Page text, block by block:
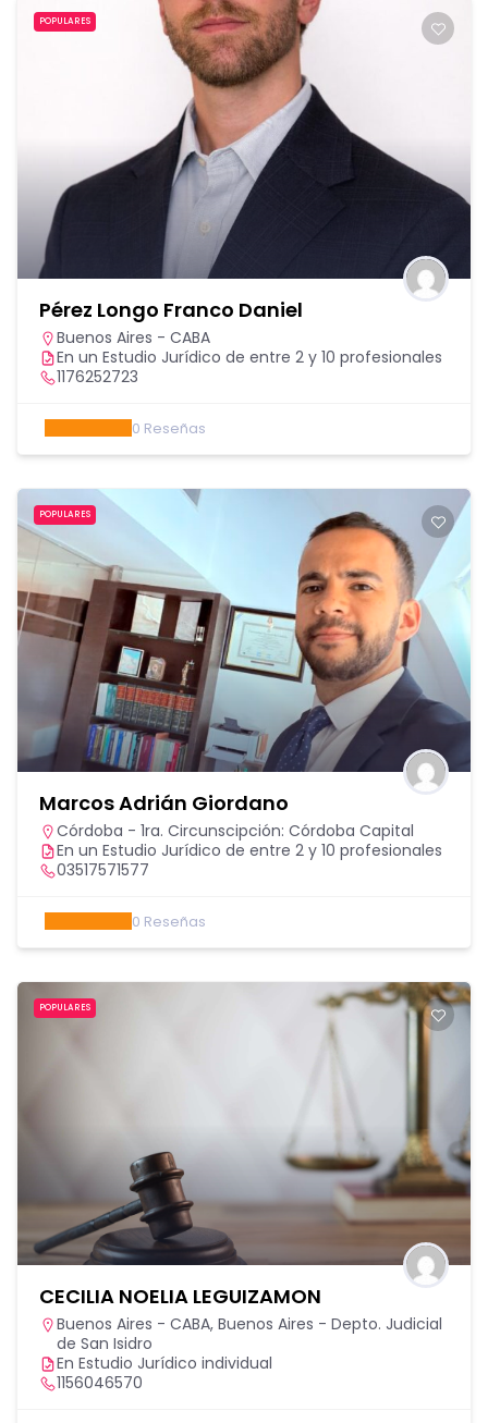
POPULARES
Pérez Longo Franco Daniel
Buenos Aires - CABA
En un Estudio Jurídico de entre 2 y 10 profesionales
1176252723
0 Reseñas
POPULARES
Marcos Adrián Giordano
Córdoba - 1ra. Circunscipción: Córdoba Capital
En un Estudio Jurídico de entre 2 y 10 profesionales
03517571577
0 Reseñas
POPULARES
CECILIA NOELIA LEGUIZAMON
Buenos Aires - CABA, Buenos Aires - Depto. Judicial
de San Isidro
En Estudio Jurídico individual
1156046570